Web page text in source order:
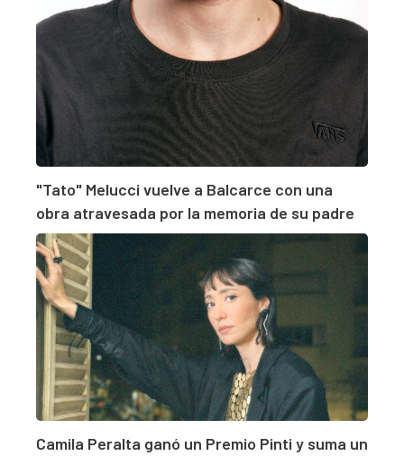
"Tato" Melucci vuelve a Balcarce con una
obra atravesada por la memoria de su padre
Camila Peralta ganó un Premio Pinti y suma un